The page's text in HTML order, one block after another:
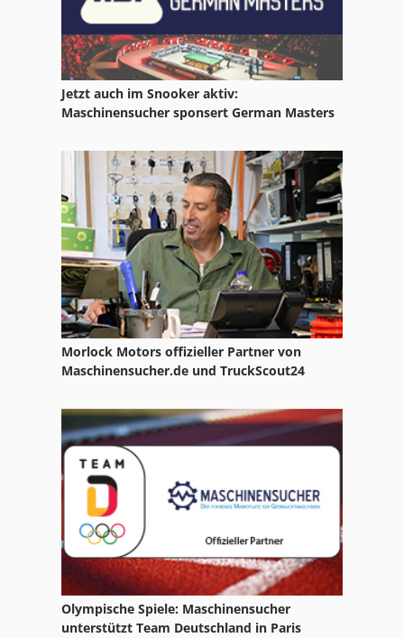
Jetzt auch im Snooker aktiv:
Maschinensucher sponsert German Masters
Morlock Motors offizieller Partner von
Maschinensucher.de und TruckScout24
Olympische Spiele: Maschinensucher
unterstützt Team Deutschland in Paris